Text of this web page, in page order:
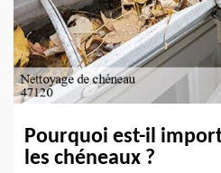
Pourquoi est-il
les chéneaux ?